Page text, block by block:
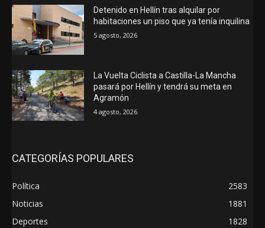
Detenido en Hellín tras alquilar por
habitaciones un piso que ya tenía inquilina
5 agosto, 2026
La Vuelta Ciclista a Castilla-La Mancha
pasará por Hellín y tendrá su meta en
Agramón
4 agosto, 2026
CATEGORÍAS POPULARES
Política
2583
Noticias
1881
Deportes
1828